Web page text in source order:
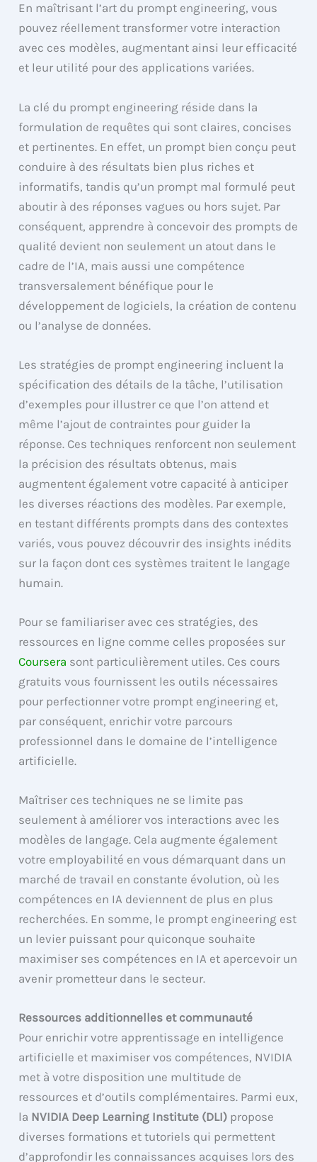
En maîtrisant l’art du prompt engineering, vous
pouvez réellement transformer votre interaction
avec ces modèles, augmentant ainsi leur efficacité
et leur utilité pour des applications variées.
La clé du prompt engineering réside dans la
formulation de requêtes qui sont claires, concises
et pertinentes. En effet, un prompt bien conçu peut
conduire à des résultats bien plus riches et
informatifs, tandis qu’un prompt mal formulé peut
aboutir à des réponses vagues ou hors sujet. Par
conséquent, apprendre à concevoir des prompts de
qualité devient non seulement un atout dans le
cadre de l’IA, mais aussi une compétence
transversalement bénéfique pour le
développement de logiciels, la création de contenu
ou l’analyse de données.
Les stratégies de prompt engineering incluent la
spécification des détails de la tâche, l’utilisation
d’exemples pour illustrer ce que l’on attend et
même l’ajout de contraintes pour guider la
réponse. Ces techniques renforcent non seulement
la précision des résultats obtenus, mais
augmentent également votre capacité à anticiper
les diverses réactions des modèles. Par exemple,
en testant différents prompts dans des contextes
variés, vous pouvez découvrir des insights inédits
sur la façon dont ces systèmes traitent le langage
humain.
Pour se familiariser avec ces stratégies, des
ressources en ligne comme celles proposées sur
Coursera sont particulièrement utiles. Ces cours
gratuits vous fournissent les outils nécessaires
pour perfectionner votre prompt engineering et,
par conséquent, enrichir votre parcours
professionnel dans le domaine de l’intelligence
artificielle.
Maîtriser ces techniques ne se limite pas
seulement à améliorer vos interactions avec les
modèles de langage. Cela augmente également
votre employabilité en vous démarquant dans un
marché de travail en constante évolution, où les
compétences en IA deviennent de plus en plus
recherchées. En somme, le prompt engineering est
un levier puissant pour quiconque souhaite
maximiser ses compétences en IA et apercevoir un
avenir prometteur dans le secteur.
Ressources additionnelles et communauté
Pour enrichir votre apprentissage en intelligence
artificielle et maximiser vos compétences, NVIDIA
met à votre disposition une multitude de
ressources et d’outils complémentaires. Parmi eux,
la NVIDIA Deep Learning Institute (DLI) propose
diverses formations et tutoriels qui permettent
d’approfondir les connaissances acquises lors des